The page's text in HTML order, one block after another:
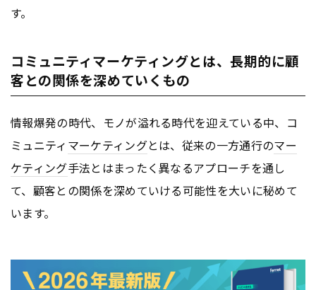
す。
コミュニティマーケティングとは、長期的に顧
客との関係を深めていくもの
情報爆発の時代、モノが溢れる時代を迎えている中、コ
ミュニティ マーケティングとは、従来の一方通行のマー
ケティング手法とはまったく異なるアプローチを通し
て、顧客との関係を深めていける可能性を大いに秘めて
います。